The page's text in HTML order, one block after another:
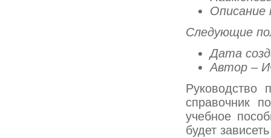
Описание
Следующие
Дата
Автор –
Руководство
справочник
учебное
будет